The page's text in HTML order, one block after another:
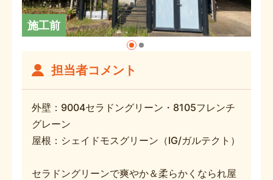
施工前
担当者コメント
外壁：9004セラドングリーン・8105フレンチ
グレーン
屋根：シェイドモスグリーン（IG/ガルテクト）
セラドングリーンで爽やか＆柔らかくなられ屋